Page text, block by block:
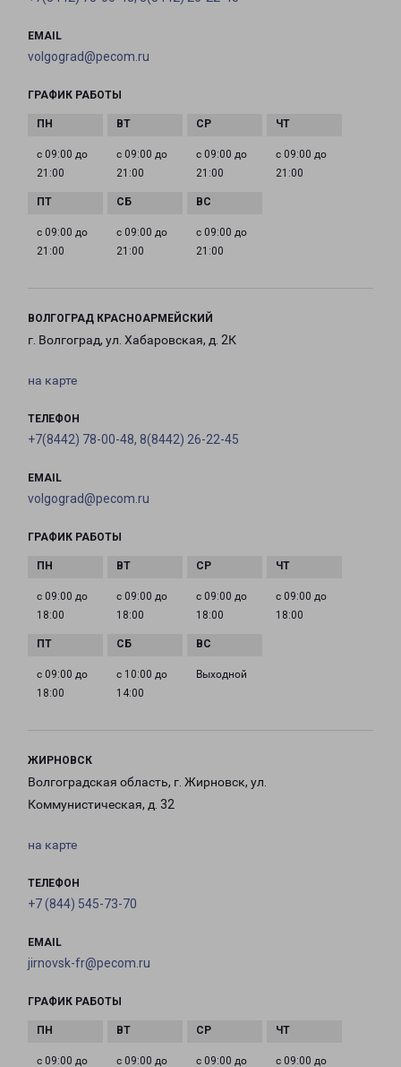
EMAIL
volgograd@pecom.ru
ГРАФИК РАБОТЫ
с 09:00 до
21:00
с 09:00 до
21:00
с 09:00 до
21:00
с 09:00 до
21:00
с 09:00 до
21:00
с 09:00 до
21:00
с 09:00 до
21:00
ВОЛГОГРАД КРАСНОАРМЕЙСКИЙ
г. Волгоград, ул. Хабаровская, д. 2К
на карте
ТЕЛЕФОН
+7(8442) 78-00-48, 8(8442) 26-22-45
EMAIL
volgograd@pecom.ru
ГРАФИК РАБОТЫ
с 09:00 до
18:00
с 09:00 до
18:00
с 09:00 до
18:00
с 09:00 до
18:00
с 09:00 до
18:00
с 10:00 до
14:00
Выходной
ЖИРНОВСК
Волгоградская область, г. Жирновск, ул.
Коммунистическая, д. 32
на карте
ТЕЛЕФОН
+7 (844) 545-73-70
EMAIL
jirnovsk-fr@pecom.ru
ГРАФИК РАБОТЫ
с 09:00 до
с 09:00 до
с 09:00 до
с 09:00 до